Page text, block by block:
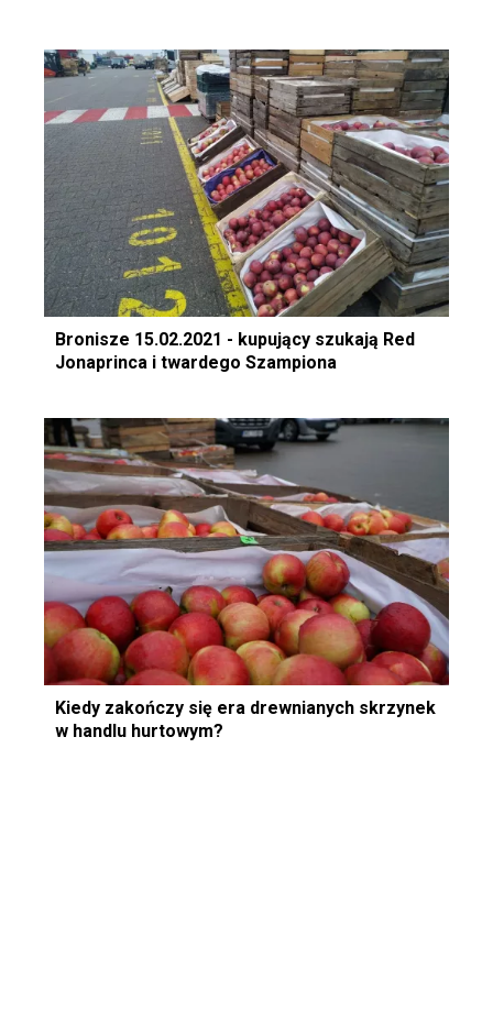
Bronisze 15.02.2021 - kupujący szukają Red
Jonaprinca i twardego Szampiona
Kiedy zakończy się era drewnianych skrzynek
w handlu hurtowym?